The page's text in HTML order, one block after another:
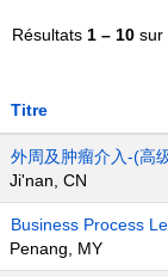
Résultats 1 – 10 sur
Titre
外周及肿瘤介入-(高
Ji'nan, CN
Business Process
Penang, MY